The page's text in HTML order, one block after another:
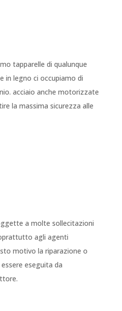
tapparelle di qualunque
in legno ci occupiamo di
acciaio anche motorizzate
la massima sicurezza alle
a molte sollecitazioni
agli agenti
motivo la riparazione o
eseguita da